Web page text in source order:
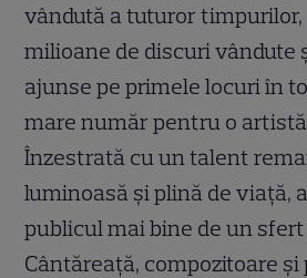
vândută a tuturor timpurilor,
milioane de discuri vândute
ajunse pe primele locuri în
mare număr pentru o
Înzestrată cu un talent
luminoasă și plină de viață,
publicul mai bine de un sfert
Cântăreață, compozitoare și